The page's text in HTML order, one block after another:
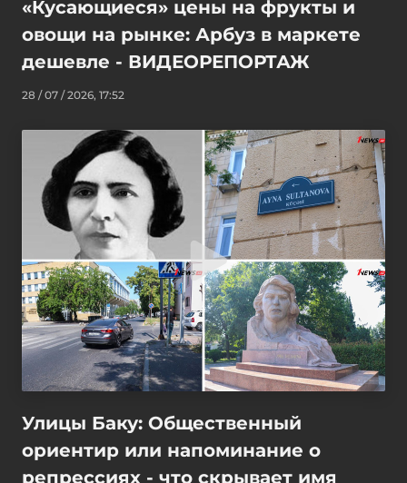
«Кусающиеся» цены на фрукты и
овощи на рынке: Арбуз в маркете
дешевле - ВИДЕОРЕПОРТАЖ
28 / 07 / 2026, 17:52
Улицы Баку: Общественный
ориентир или напоминание о
репрессиях - что скрывает имя